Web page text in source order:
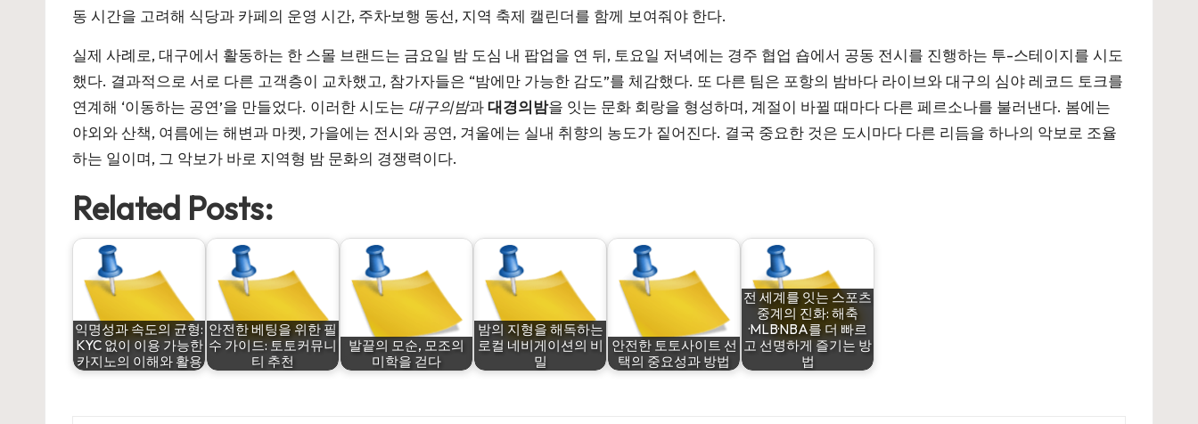
동 시간을 고려해 식당과 카페의 운영 시간, 주차·보행 동선, 지역 축제 캘린더를 함께 보여줘야 한다.
실제 사례로, 대구에서 활동하는 한 스몰 브랜드는 금요일 밤 도심 내 팝업을 연 뒤, 토요일 저녁에는 경주 협업 숍에서 공동 전시를 진행하는 투-스테이지를 시도
했다. 결과적으로 서로 다른 고객층이 교차했고, 참가자들은 “밤에만 가능한 감도”를 체감했다. 또 다른 팀은 포항의 밤바다 라이브와 대구의 심야 레코드 토크를
연계해 ‘이동하는 공연’을 만들었다. 이러한 시도는 대구의밤과대경의밤을 잇는 문화 회랑을 형성하며, 계절이 바뀔 때마다 다른 페르소나를 불러낸다. 봄에는
야외와 산책, 여름에는 해변과 마켓, 가을에는 전시와 공연, 겨울에는 실내 취향의 농도가 짙어진다. 결국 중요한 것은 도시마다 다른 리듬을 하나의 악보로 조율
하는 일이며, 그 악보가 바로 지역형 밤 문화의 경쟁력이다.
Related Posts:
익명성과 속도의 균형:
KYC 없이 이용 가능한
카지노의 이해와 활용
안전한 베팅을 위한 필
수 가이드: 토토커뮤니
티 추천
발끝의 모순, 모조의
미학을 걷다
밤의 지형을 해독하는
로컬 네비게이션의 비
밀
안전한 토토사이트 선
택의 중요성과 방법
전 세계를 잇는 스포츠
중계의 진화: 해축
·MLB·NBA를 더 빠르
고 선명하게 즐기는 방
법